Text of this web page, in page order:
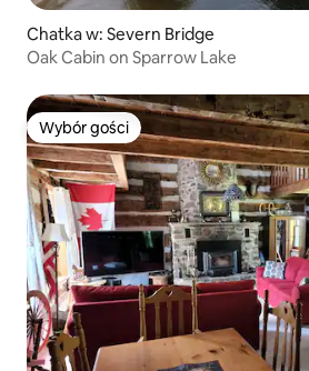
Chatka w: Severn Bridge
Oak Cabin on Sparrow Lake
Wybór gości
Wybór gości